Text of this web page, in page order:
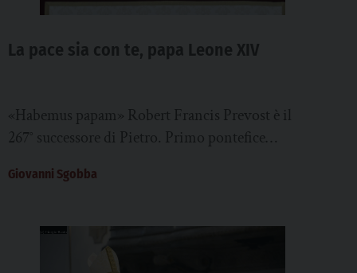
La pace sia con te, papa Leone XIV
«Habemus papam» Robert Francis Prevost è il
267° successore di Pietro. Primo pontefice
disarmante»
Giovanni Sgobba